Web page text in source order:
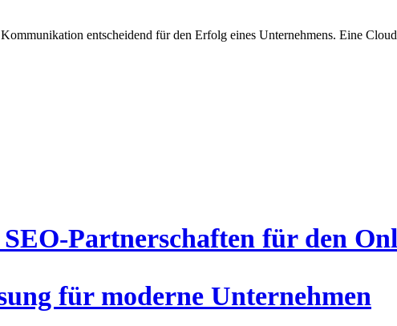
entscheidend für den Erfolg eines Unternehmens. Eine
Partnerschaften für den
für moderne Unternehmen